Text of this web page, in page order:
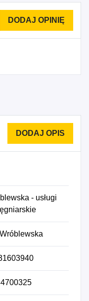
i położnicza.
- usługi